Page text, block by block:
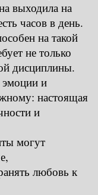
выходила на
часов в день.
на такой
не только
дисциплины.
эмоции и
настоящая
и
могут
любовь к